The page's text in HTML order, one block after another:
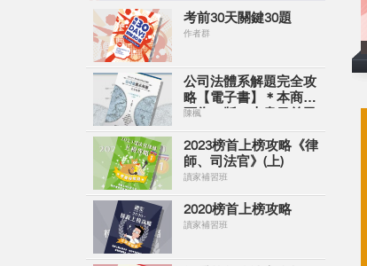
考前30天關鍵30題
作者群
公司法體系解題完全攻
略【電子書】＊本商品
頁為一版＊本書目前已
出新版＊購買時請留意
＊
陳楓
2023榜首上榜攻略《律
師、司法官》(上)
讀家補習班
2020榜首上榜攻略
讀家補習班